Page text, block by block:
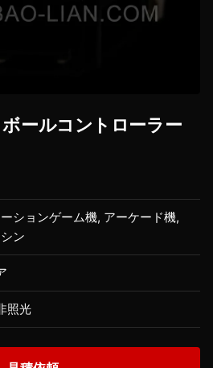
ールコントローラー
ションゲーム機, アーケード機,
ン
照光